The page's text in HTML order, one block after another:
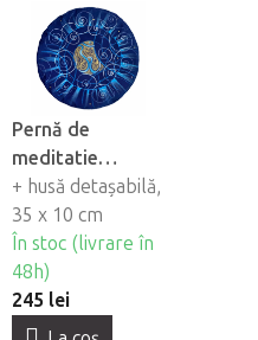
Pernă de
meditatie
LaMonka &
Elbabett
WEALTH
+ husă detașabilă,
35 x 10 cm
În stoc (livrare în
48h)
245 lei